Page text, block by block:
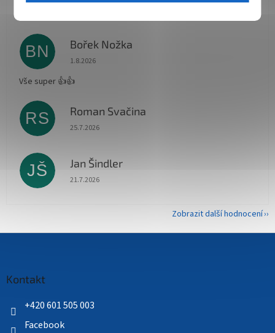
BN Bořek Nožka
Hodnocení obchodu je 5 z 5 hvězdiček.
1.8.2026
Vše super 👍👍
RS Roman Svačina
Hodnocení obchodu je 5 z 5 hvězdiček.
25.7.2026
JŠ Jan Šindler
Hodnocení obchodu je 5 z 5 hvězdiček.
21.7.2026
Zobrazit další hodnocení
Kontakt
+420 601 505 003
Facebook